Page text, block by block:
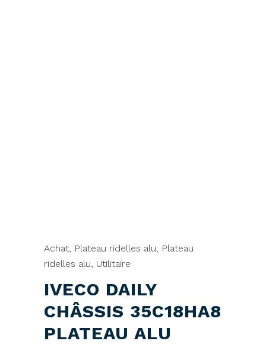
Achat, Plateau ridelles alu, Plateau
ridelles alu, Utilitaire
IVECO DAILY
CHÂSSIS 35C18HA8
PLATEAU ALU